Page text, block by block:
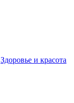
Здоровье и красота